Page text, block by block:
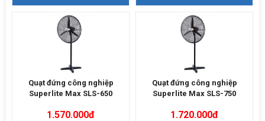
Quạt đứng công nghiệp
Superlite Max SLS-650
1.570.000đ
Quạt đứng công nghiệp
Superlite Max SLS-750
1.720.000đ